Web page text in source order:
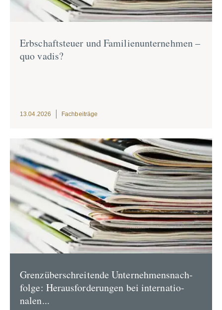
Erbschaft­steuer und Famili­en­un­ter­nehmen –
quo vadis?
13.04.2026 Fachbei­träge
Grenz­über­sch­rei­tende Unter­neh­mens­nach­
folge: Heraus­for­de­rungen bei inter­na­tio­
nalen...